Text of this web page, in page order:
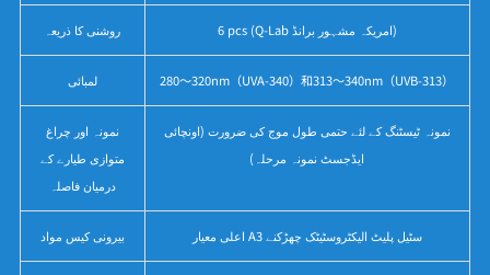
روشنی کا ذریعہ 6 pcs (Q-Lab امریکہ مشہور برانڈ)
لمبائی 280～320nm（UVA-340）和313～340nm（UVB-313）
نمونہ اور چراغ
متوازی طیارے کے
درمیان فاصلہ
نمونہ ٹیسٹنگ کے لئے حتمی طول موج کی ضرورت (اونچائی
ایڈجسٹ نمونہ مرحلہ)
بیرونی کیس مواد اعلی معیار A3 سٹیل پلیٹ الیکٹروسٹیٹک چھڑکنے